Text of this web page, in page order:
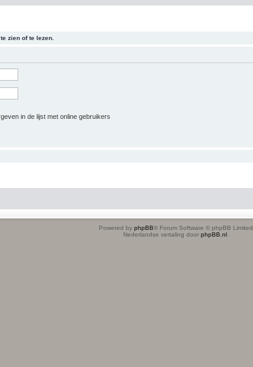
zien of te lezen.
in de lijst met online gebruikers
Powered by phpBB® Forum Software © phpBB Limited
Nederlandse vertaling door phpBB.nl.